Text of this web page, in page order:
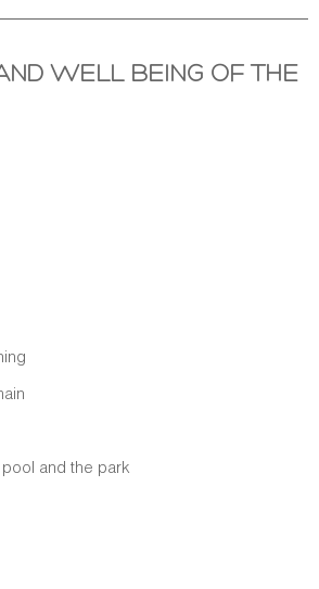
WELL BEING OF THE
and the park